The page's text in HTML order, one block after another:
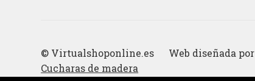
© Virtualshoponline.es Web diseñada por
Cucharas de madera